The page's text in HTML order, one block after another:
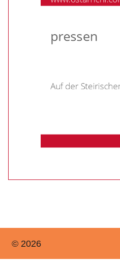
© 2026